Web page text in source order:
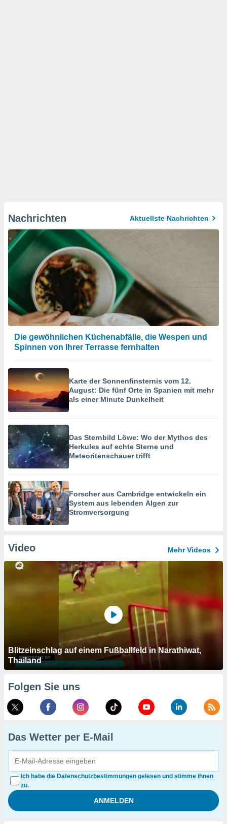
Nachrichten Aktuellste Nachrichten
Die gewöhnlichen Küchenabfälle, die Wespen und
Spinnen von Ihrer Terrasse fernhalten
Karte der Sonnenfinsternis vom 12.
August: Die fünf Orte in Spanien mit mehr
als einer Minute Dunkelheit
Das Sternbild Löwe: Wo der Mythos des
Herkules auf echte Sterne und
Meteoritenschauer trifft
Forscher aus Cambridge entwickeln ein
System aus lebenden Algen zur
Stromversorgung
Video Mehr Videos
Blitzeinschlag auf einem Fußballfeld in Narathiwat,
Thailand
Folgen Sie uns
Das Wetter per E-Mail
Ich habe die Datenschutzbestimmungen gelesen und stimme ihnen
zu.